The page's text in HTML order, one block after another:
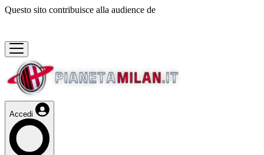
Questo sito contribuisce alla audience de
Accedi